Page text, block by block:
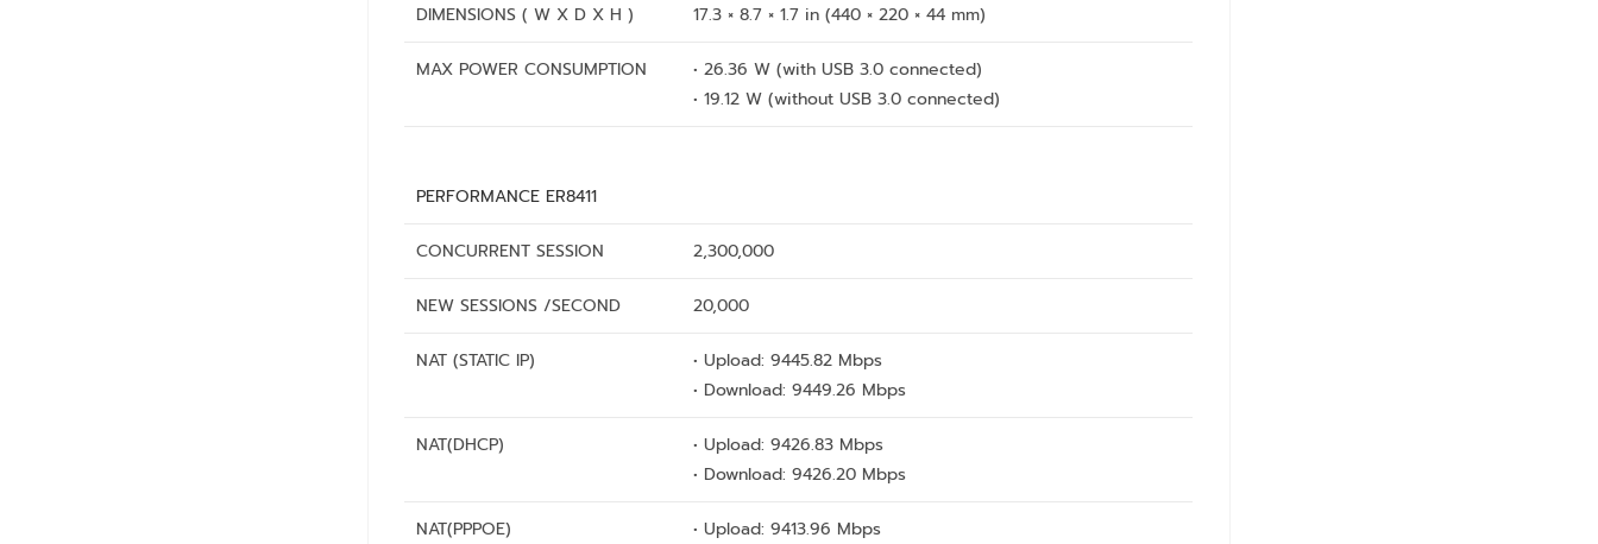
DIMENSIONS ( W X D X H ) 17.3 × 8.7 × 1.7 in (440 × 220 × 44 mm)
MAX POWER CONSUMPTION
• 26.36 W (with USB 3.0 connected)
• 19.12 W (without USB 3.0 connected)
PERFORMANCE ER8411
CONCURRENT SESSION 2,300,000
NEW SESSIONS /SECOND 20,000
NAT (STATIC IP)
• Upload: 9445.82 Mbps
• Download: 9449.26 Mbps
NAT(DHCP)
• Upload: 9426.83 Mbps
• Download: 9426.20 Mbps
NAT(PPPOE)
• Upload: 9413.96 Mbps